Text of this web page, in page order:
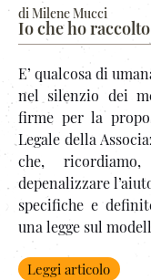
di Milene Mucci
Io che ho
E’ qualcosa di
nel silenzio dei
firme per la
Legale della
che,
depenalizzare
specifiche e
una legge sul
Leggi articolo